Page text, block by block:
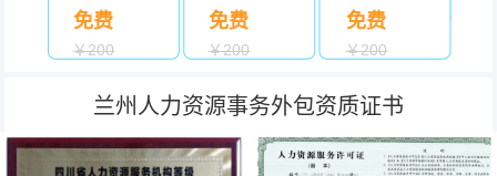
免费
￥200
免费
￥200
免费
￥200
兰州人力资源事务外包资质证书